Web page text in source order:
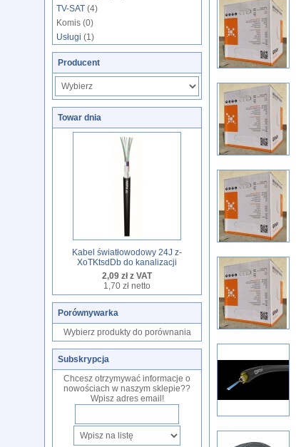
TV-SAT (4)
Komis (0)
Usługi (1)
Producent
Towar dnia
Kabel światłowodowy 24J z-
XoTKtsdDb do kanalizacji
2,09 zł z VAT
1,70 zł netto
Porównywarka
Wybierz produkty do porównania
Subskrypcja
Chcesz otrzymywać informacje o
nowościach w naszym sklepie??
Wpisz adres email!